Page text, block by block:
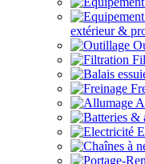
extérieur &